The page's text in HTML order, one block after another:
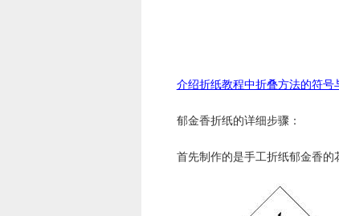
介绍折纸教程中折叠方法的符号
郁金香折纸的详细步骤：
首先制作的是手工折纸郁金香的